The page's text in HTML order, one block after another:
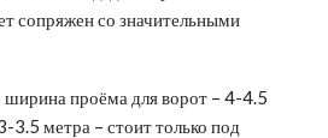
сопряжен со значительными
ширина проёма для ворот – 4-4.5
3.5 метра – стоит только под